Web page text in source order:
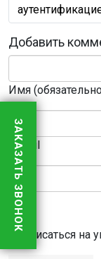
Добавить
Имя
E-Mail
Подписаться
ЗАКАЗАТЬ ЗВОНОК